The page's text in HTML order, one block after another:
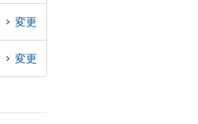
変更
変更